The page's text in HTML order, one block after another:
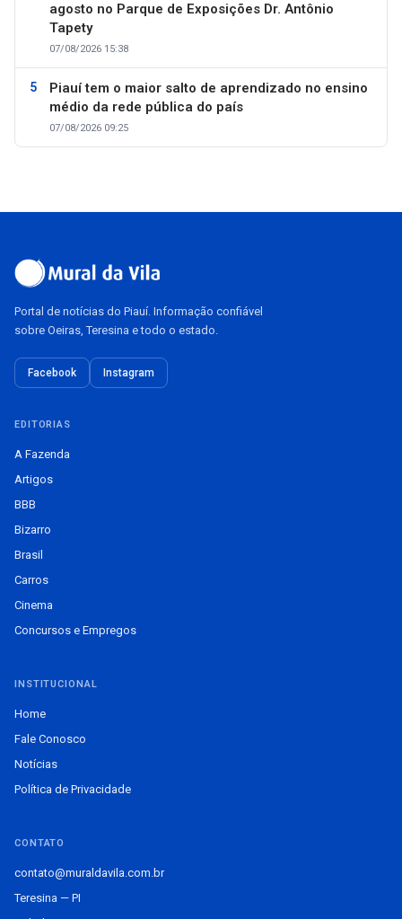
agosto no Parque de Exposições Dr. Antônio
Tapety
07/08/2026 15:38
Piauí tem o maior salto de aprendizado no ensino
médio da rede pública do país
07/08/2026 09:25
Portal de notícias do Piauí. Informação confiável
sobre Oeiras, Teresina e todo o estado.
Facebook Instagram
EDITORIAS
A Fazenda
Artigos
BBB
Bizarro
Brasil
Carros
Cinema
Concursos e Empregos
INSTITUCIONAL
Home
Fale Conosco
Notícias
Política de Privacidade
CONTATO
contato@muraldavila.com.br
Teresina — PI